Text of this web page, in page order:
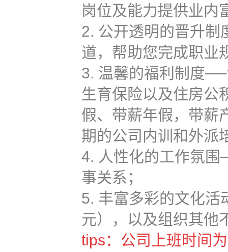
岗位及能力提供业内
2. 公开透明的晋升
道，帮助您完成职业
3. 温馨的福利制度
生育保险以及住房公
假、带薪年假，带薪
期的公司内训和外派
4. 人性化的工作氛
事关系；
5. 丰富多彩的文化
元），以及组织其他
tips：公司上班时间